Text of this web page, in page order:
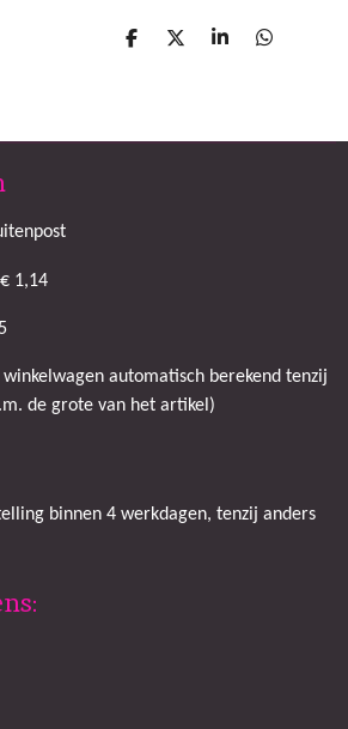
D
D
S
D
1,14
automatisch berekend tenzij
de grote van het artikel)
binnen 4 werkdagen, tenzij anders